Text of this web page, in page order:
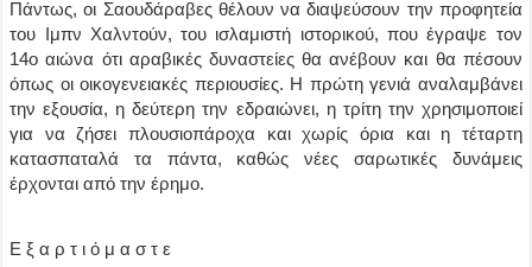
Πάντως, οι Σαουδάραβες θέλουν να διαψεύσουν την προφητεία
του Iμπν Xαλντούν, του ισλαμιστή ιστορικού, που έγραψε τον
14ο αιώνα ότι αραβικές δυναστείες θα ανέβουν και θα πέσουν
όπως οι οικογενειακές περιουσίες. H πρώτη γενιά αναλαμβάνει
την εξουσία, η δεύτερη την εδραιώνει, η τρίτη την χρησιμοποιεί
για να ζήσει πλουσιοπάροχα και χωρίς όρια και η τέταρτη
κατασπαταλά τα πάντα, καθώς νέες σαρωτικές δυνάμεις
έρχονται από την έρημο.
Ε ξ α ρ τ ι ό μ α σ τ ε